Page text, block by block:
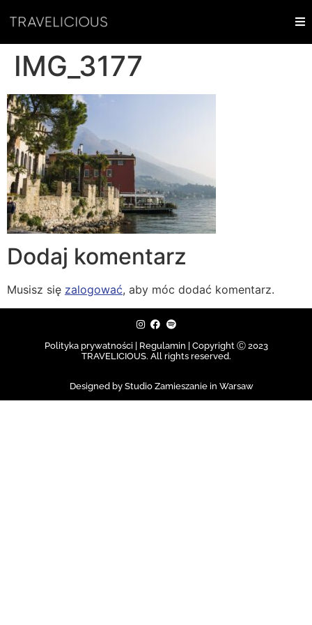
IMG_3177
Dodaj komentarz
Musisz się zalogować, aby móc dodać komentarz.
Polityka prywatności | Regulamin | Copyright Ⓒ 2023
TRAVELICIOUS. All rights reserved.
Designed by Studio Zamieszanie in Warsaw